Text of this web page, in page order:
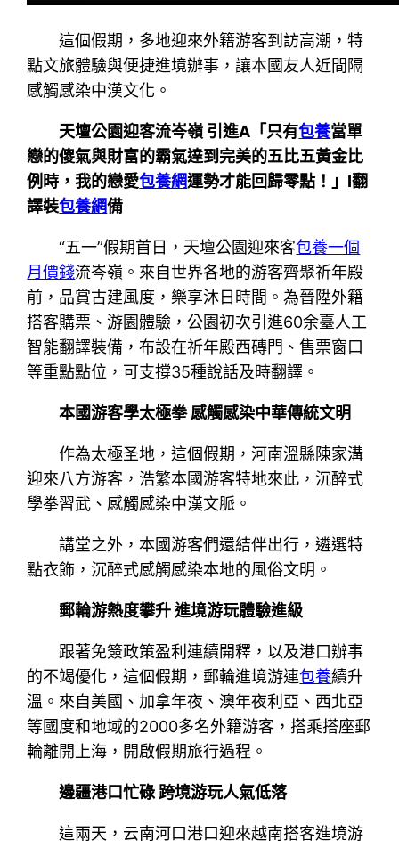
這個假期，多地迎來外籍游客到訪高潮，特
點文旅體驗與便捷進境辦事，讓本國友人近間隔
感觸感染中漢文化。
天壇公園迎客流岑嶺 引進A「只有包養當單
戀的傻氣與財富的霸氣達到完美的五比五黃金比
例時，我的戀愛包養網運勢才能回歸零點！」I翻
譯裝包養網備
“五一”假期首日，天壇公園迎來客包養一個
月價錢流岑嶺。來自世界各地的游客齊聚祈年殿
前，品賞古建風度，樂享沐日時間。為晉陞外籍
搭客購票、游園體驗，公園初次引進60余臺人工
智能翻譯裝備，布設在祈年殿西磚門、售票窗口
等重點點位，可支撐35種說話及時翻譯。
本國游客學太極拳 感觸感染中華傳統文明
作為太極圣地，這個假期，河南溫縣陳家溝
迎來八方游客，浩繁本國游客特地來此，沉醉式
學拳習武、感觸感染中漢文脈。
講堂之外，本國游客們還結伴出行，遴選特
點衣飾，沉醉式感觸感染本地的風俗文明。
郵輪游熱度攀升 進境游玩體驗進級
跟著免簽政策盈利連續開釋，以及港口辦事
的不竭優化，這個假期，郵輪進境游連包養續升
溫。來自美國、加拿年夜、澳年夜利亞、西北亞
等國度和地域的2000多名外籍游客，搭乘搭座郵
輪離開上海，開啟假期旅行過程。
邊疆港口忙碌 跨境游玩人氣低落
這兩天，云南河口港口迎來越南搭客進境游